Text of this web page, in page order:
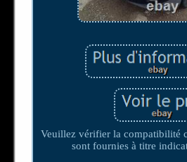
Veuillez vérifier la compatibilité
sont fournies à titre